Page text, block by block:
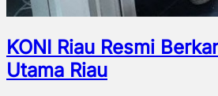
KONI Riau Resmi
Utama Riau